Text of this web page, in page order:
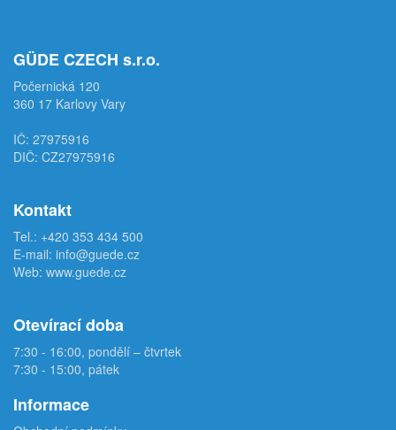
GÜDE CZECH s.r.o.
Počernická 120
360 17 Karlovy Vary
IČ: 27975916
DIČ: CZ27975916
Kontakt
Tel.: +420 353 434 500
E-mail: info@guede.cz
Web: www.guede.cz
Otevírací doba
7:30 - 16:00, pondělí – čtvrtek
7:30 - 15:00, pátek
Informace